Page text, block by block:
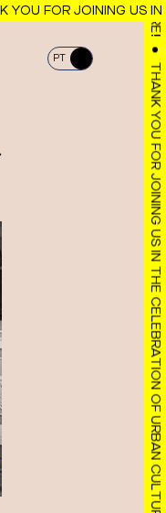
PT
FOR JOINING US IN
THANK YOU FOR JOINING US IN THE CELEBRATION OF URBAN CULTURE!